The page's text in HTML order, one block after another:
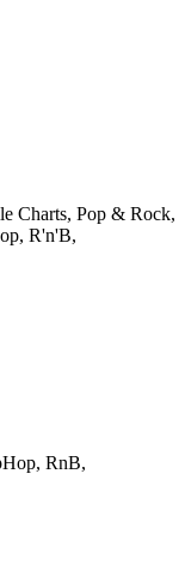
Charts, Pop & Rock,
R'n'B,
RnB,